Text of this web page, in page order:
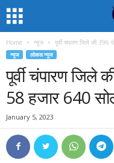
Home न्यूज पूर्वी चंपारण जिले की
न्यूज लोकल न्यूज
पूर्वी चंपारण जिले
58 हजार 640
January 5, 2023